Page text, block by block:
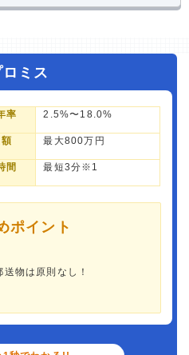
ロミス
率 2.5%〜18.0%
最大800万円
間 最短3分※1
ポイント
物は原則なし！